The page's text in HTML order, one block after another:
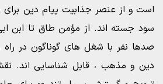
است و از عنصر جذابیت پیام دین
سود جسته اند. از مؤمن طاق تا ابن
صدها نفر با شغل های گوناگون در راه
دین و مذهب ، قابل شناسایی اند.